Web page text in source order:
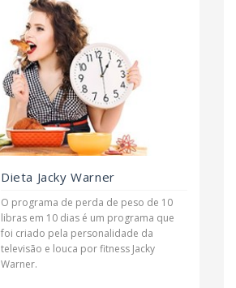
Dieta Jacky Warner
O programa de perda de peso de 10
libras em 10 dias é um programa que
foi criado pela personalidade da
televisão e louca por fitness Jacky
Warner.